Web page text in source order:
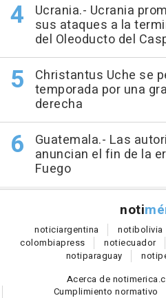
Ucrania.- Ucrania
sus ataques a la
del Oleoducto del
Christantus Uche se
temporada por una
derecha
Guatemala.- Las
anuncian el fin de la
Fuego
noti
noticiargentina notibolivia
colombiapress notiecuador
notiparaguay noti
Acerca de
Cumplimiento normativo